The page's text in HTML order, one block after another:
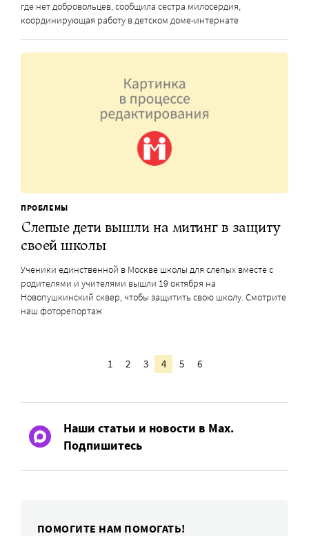
где нет добровольцев, сообщила сестра милосердия,
координирующая работу в детском доме-интернате
ПРОБЛЕМЫ
Слепые дети вышли на митинг в защиту
своей школы
Ученики единственной в Москве школы для слепых вместе с
родителями и учителями вышли 19 октября на
Новопушкинский сквер, чтобы защитить свою школу. Смотрите
наш фоторепортаж
1 2 3 4 5 6
Наши статьи и новости в Max.
Подпишитесь
ПОМОГИТЕ НАМ ПОМОГАТЬ!